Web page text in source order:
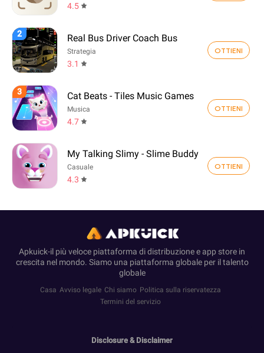
4.5
2 Real Bus Driver Coach Bus
Strategia
3.1
OTTIENI
3 Cat Beats - Tiles Music Games
Musica
4.7
OTTIENI
My Talking Slimy - Slime Buddy
Casuale
4.3
OTTIENI
Apkuick-il più veloce piattaforma di distribuzione e app store in
crescita nel mondo. Siamo una piattaforma globale per il talento
globale
Casa Avviso legale Chi siamo Politica sulla riservatezza
Termini del servizio
Disclosure & Disclaimer